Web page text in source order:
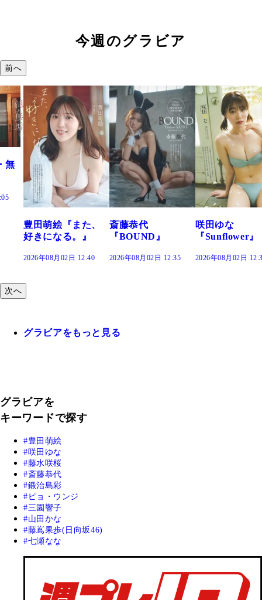
今週のグラビア
前へ
斎藤恭代
『BOUND』
2026年08月02日 12:35
咲田ゆな
『Sunflower』
2026年08月02日 12:30
藤水咲桜『花
だまり』
2026年08月02日
次へ
グラビアをもっと見る
グラビアを
キーワードで探す
豊田萌絵
咲田ゆな
藤水咲桜
斎藤恭代
鍛治島彩
ピョ・ウンジ
三園響子
山田かな
藤嶌果歩(日向坂46)
七瀬なな